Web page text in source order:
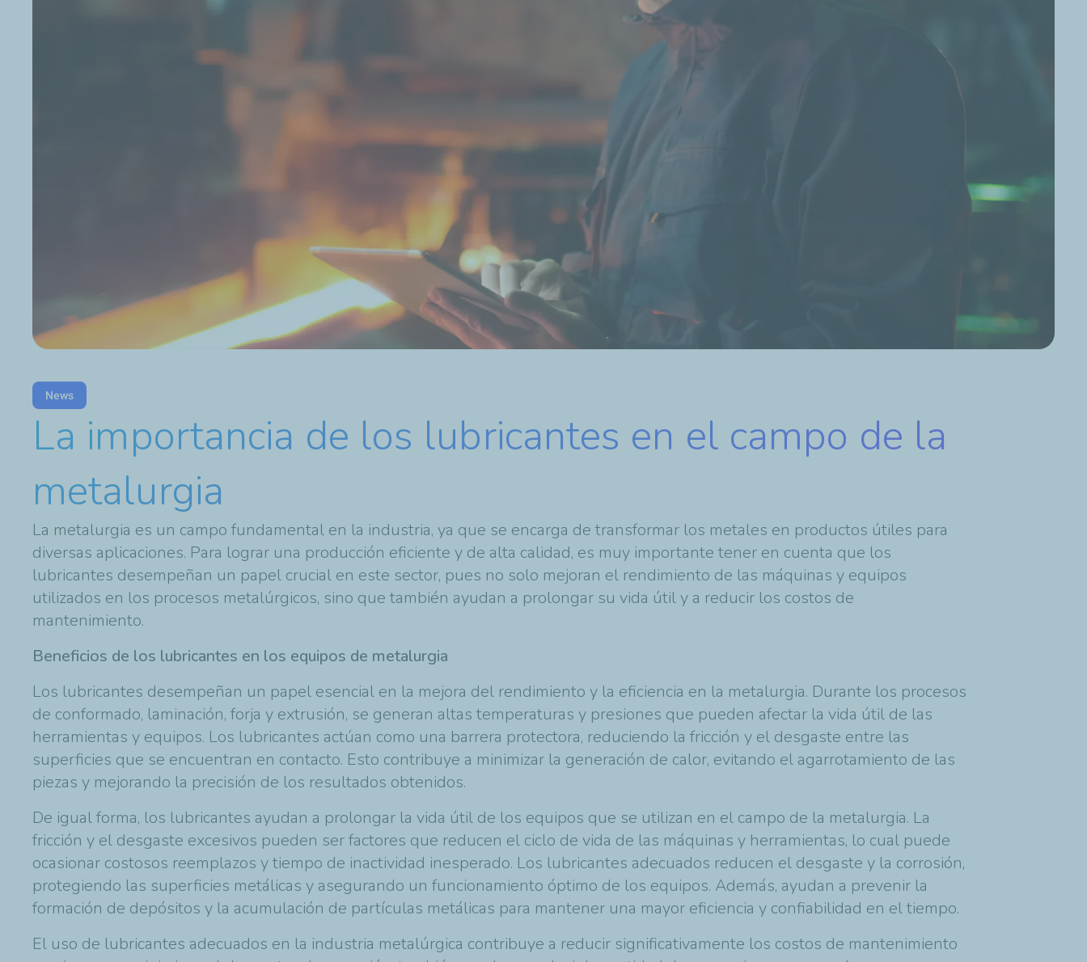
News
La importancia de los lubricantes en el campo de la
metalurgia
La metalurgia es un campo fundamental en la industria, ya que se encarga de transformar los metales en productos útiles para
diversas aplicaciones. Para lograr una producción eficiente y de alta calidad, es muy importante tener en cuenta que los
lubricantes desempeñan un papel crucial en este sector, pues no solo mejoran el rendimiento de las máquinas y equipos
utilizados en los procesos metalúrgicos, sino que también ayudan a prolongar su vida útil y a reducir los costos de
mantenimiento.
Beneficios de los lubricantes en los equipos de metalurgia
Los lubricantes desempeñan un papel esencial en la mejora del rendimiento y la eficiencia en la metalurgia. Durante los procesos
de conformado, laminación, forja y extrusión, se generan altas temperaturas y presiones que pueden afectar la vida útil de las
herramientas y equipos. Los lubricantes actúan como una barrera protectora, reduciendo la fricción y el desgaste entre las
superficies que se encuentran en contacto. Esto contribuye a minimizar la generación de calor, evitando el agarrotamiento de las
piezas y mejorando la precisión de los resultados obtenidos.
De igual forma, los lubricantes ayudan a prolongar la vida útil de los equipos que se utilizan en el campo de la metalurgia. La
fricción y el desgaste excesivos pueden ser factores que reducen el ciclo de vida de las máquinas y herramientas, lo cual puede
ocasionar costosos reemplazos y tiempo de inactividad inesperado. Los lubricantes adecuados reducen el desgaste y la corrosión,
protegiendo las superficies metálicas y asegurando un funcionamiento óptimo de los equipos. Además, ayudan a prevenir la
formación de depósitos y la acumulación de partículas metálicas para mantener una mayor eficiencia y confiabilidad en el tiempo.
El uso de lubricantes adecuados en la industria metalúrgica contribuye a reducir significativamente los costos de mantenimiento